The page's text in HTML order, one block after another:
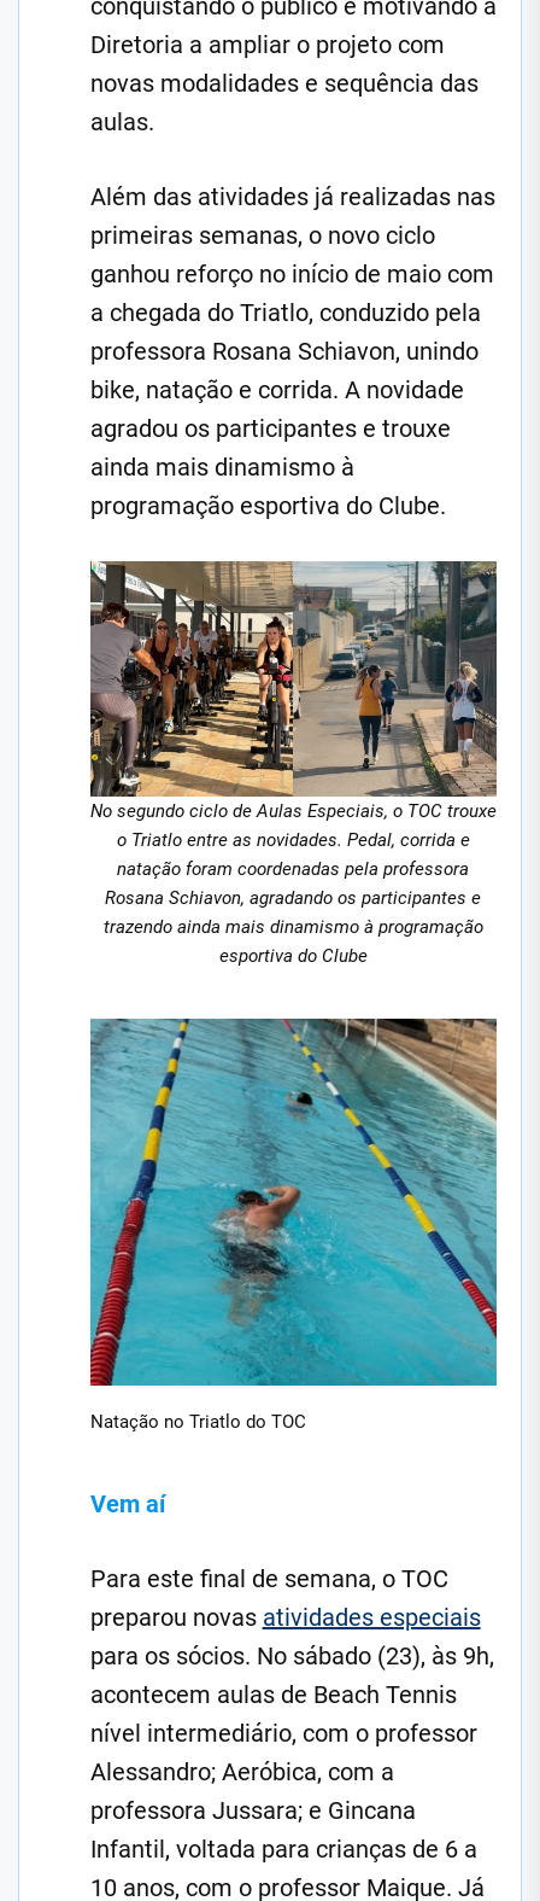
conquistando o público e motivando a
Diretoria a ampliar o projeto com
novas modalidades e sequência das
aulas.
Além das atividades já realizadas nas
primeiras semanas, o novo ciclo
ganhou reforço no início de maio com
a chegada do Triatlo, conduzido pela
professora Rosana Schiavon, unindo
bike, natação e corrida. A novidade
agradou os participantes e trouxe
ainda mais dinamismo à
programação esportiva do Clube.
No segundo ciclo de Aulas Especiais, o TOC trouxe
o Triatlo entre as novidades. Pedal, corrida e
natação foram coordenadas pela professora
Rosana Schiavon, agradando os participantes e
trazendo ainda mais dinamismo à programação
esportiva do Clube
Natação no Triatlo do TOC
Vem aí
Para este final de semana, o TOC
preparou novas atividades especiais
para os sócios. No sábado (23), às 9h,
acontecem aulas de Beach Tennis
nível intermediário, com o professor
Alessandro; Aeróbica, com a
professora Jussara; e Gincana
Infantil, voltada para crianças de 6 a
10 anos, com o professor Maique. Já